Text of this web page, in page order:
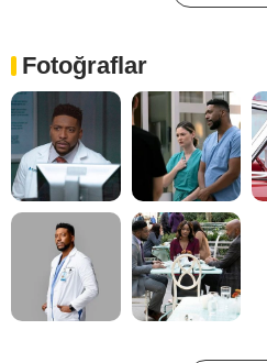
Fotoğraflar